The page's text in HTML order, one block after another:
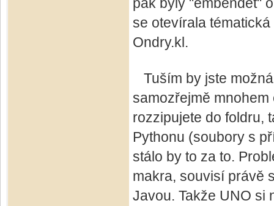
se otevírala
Ondry.kl.
Tuším by jste
samozřejmě
rozzipujete do foldru,
Pythonu (soubory s
stálo by to za to.
makra, souvisí právě
Javou. Takže UNO si